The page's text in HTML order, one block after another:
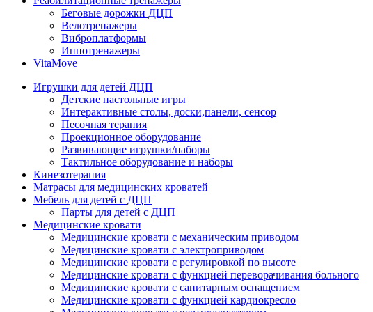
Беговые дорожки ДЦП
Велотренажеры
Виброплатформы
Иппотренажеры
VitaMove
Игрушки для детей ДЦП
Детские настольные игры
Интерактивные столы, доски,панели, сенсор
Песочная терапия
Проекционное оборудование
Развивающие игрушки/наборы
Тактильное оборудование и наборы
Кинезотерапия
Матрасы для медицинских кроватей
Мебель для детей с ДЦП
Парты для детей с ДЦП
Медицинские кровати
Медицинские кровати с механическим приводом
Медицинские кровати с электроприводом
Медицинские кровати с регулировкой по высоте
Медицинские кровати с функцией переворачивания больного
Медицинские кровати с санитарным оснащением
Медицинские кровати с функцией кардиокресло